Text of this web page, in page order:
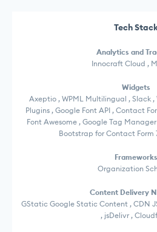
Tech
Analytics and
Innocraft Cloud ,
Widgets
Axeptio , WPML Multilingual , Slack ,
Plugins , Google Font API , Contact
Font Awesome , Google Tag Manager
Bootstrap for Contact Form
Frameworks
Organization
Content Delivery
GStatic Google Static Content , CDN
, jsDelivr ,